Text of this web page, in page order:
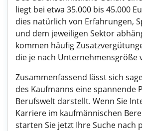
liegt bei etwa 35.000 bis 45.000
dies natürlich von Erfahrungen,
und dem jeweiligen Sektor
kommen häufig
die je nach Unternehmensgröße
Zusammenfassend lässt sich
des Kaufmanns eine spannende
Berufswelt darstellt. Wenn Sie
Karriere im kaufmännischen
starten Sie jetzt Ihre Suche nach